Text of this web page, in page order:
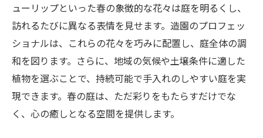
環境に優しい植物の選び方
成長を見越した植物配置の工夫
造園スペシャリストが提案する庭のデザインア
イデア
庭に立体感を与えるテラスの利用
石材を活かした和風庭園のデザイン
ューリップといった春の象徴的な花々は庭を明るくし、
訪れるたびに異なる表情を見せます。造園のプロフェッ
ショナルは、これらの花々を巧みに配置し、庭全体の調
和を図ります。さらに、地域の気候や土壌条件に適した
植物を選ぶことで、持続可能で手入れのしやすい庭を実
現できます。春の庭は、ただ彩りをもたらすだけでな
く、心の癒しとなる空間を提供します。